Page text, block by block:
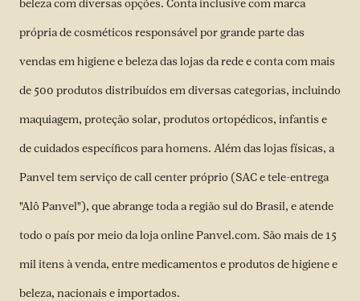
beleza com diversas opções. Conta inclusive com marca
própria de cosméticos responsável por grande parte das
vendas em higiene e beleza das lojas da rede e conta com mais
de 500 produtos distribuídos em diversas categorias, incluindo
maquiagem, proteção solar, produtos ortopédicos, infantis e
de cuidados específicos para homens. Além das lojas físicas, a
Panvel tem serviço de call center próprio (SAC e tele-entrega
"Alô Panvel"), que abrange toda a região sul do Brasil, e atende
todo o país por meio da loja online Panvel.com. São mais de 15
mil itens à venda, entre medicamentos e produtos de higiene e
beleza, nacionais e importados.